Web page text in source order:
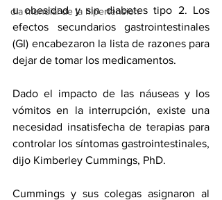
dia mundial de la hipertension
u obesidad y sin diabetes tipo 2. Los
efectos secundarios gastrointestinales
(GI) encabezaron la lista de razones para
dejar de tomar los medicamentos.
Dado el impacto de las náuseas y los
vómitos en la interrupción, existe una
necesidad insatisfecha de terapias para
controlar los síntomas gastrointestinales,
dijo Kimberley Cummings, PhD.
Cummings y sus colegas asignaron al